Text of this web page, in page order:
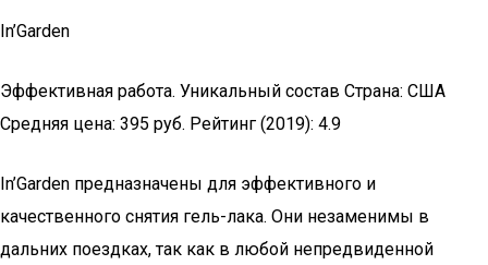
In’Garden
Эффективная работа. Уникальный состав Страна: США
Средняя цена: 395 руб. Рейтинг (2019): 4.9
In’Garden предназначены для эффективного и
качественного снятия гель-лака. Они незаменимы в
дальних поездках, так как в любой непредвиденной